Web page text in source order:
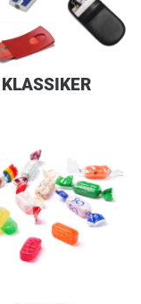
KLASSIKER